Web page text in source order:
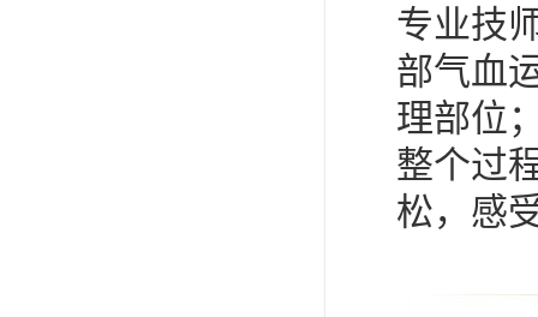
专业技
部气血
理部位
整个过
松，感